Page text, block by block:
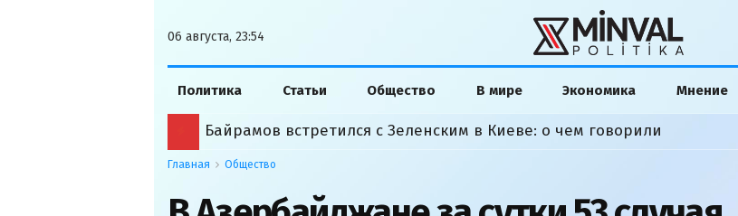
06 августа, 23:54
Политика Статьи Общество В мире Экономика Мнение
Байрамов встретился с Зеленским в Киеве: о чем говорили
Главная Общество